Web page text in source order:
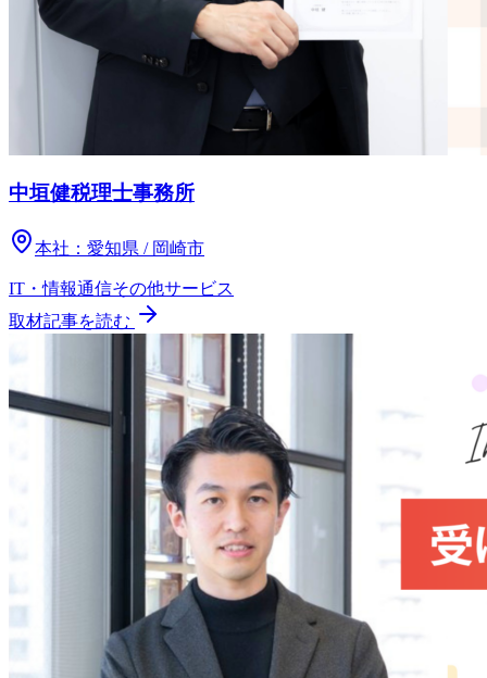
中垣健税理士事務所
本社： 愛知県 / 岡崎市
IT・情報通信その他サービス
取材記事を読む